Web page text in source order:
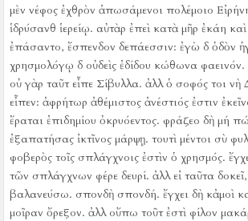
μὲν νέφος ἐχθρὸν ἀπωσάμενοι πολέμοιο
ἱδρύσανθ ἱερείῳ. αὐτὰρ ἐπεὶ κατὰ μῆρ ἐκάη
ἐπάσαντο, ἔσπενδον δεπάεσσιν: ἐγὼ δ ὁδὸν
χρησμολόγῳ δ οὐδεὶς ἐδίδου κώθωνα φαεινόν.
οὐ γὰρ ταῦτ εἶπε Σίβυλλα. ἀλλ ὁ σοφός τοι νὴ
εἶπεν: ἀφρήτωρ ἀθέμιστος ἀνέστιός ἐστιν
ἔραται ἐπιδημίου ὀκρυόεντος. φράζεο δὴ μή
ἐξαπατήσας ἰκτῖνος μάρψῃ. τουτὶ μέντοι σὺ
φοβερὸς τοῖς σπλάγχνοις ἐστὶν ὁ χρησμός.
τῶν σπλάγχνων φέρε δευρί. ἀλλ εἰ ταῦτα
βαλανεύσω. σπονδὴ σπονδή. ἔγχει δὴ κἀμοὶ
μοῖραν ὄρεξον. ἀλλ οὔπω τοῦτ ἐστὶ φίλον